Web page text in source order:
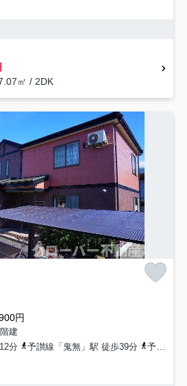
㎡ / 2DK
円
建
分
予讃線「鬼無」駅 徒歩39分 予讃線「国分」駅 徒歩42分